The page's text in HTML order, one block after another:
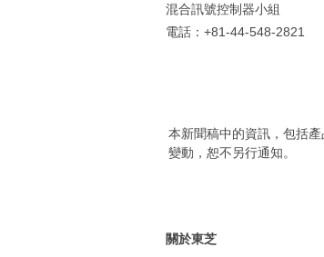
混合訊號控制器小組
電話：+81-44-548-2821
本新聞稿中的資訊，包括
變動，恕不另行通知。
關於東芝